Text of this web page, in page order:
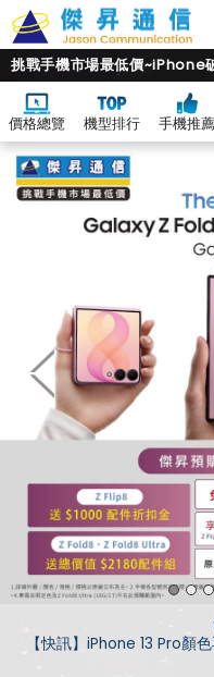
挑戰手機市場最低價~iPhone
價格總覽 機型排行 手機推薦
【快訊】iPhone 13 Pro顏